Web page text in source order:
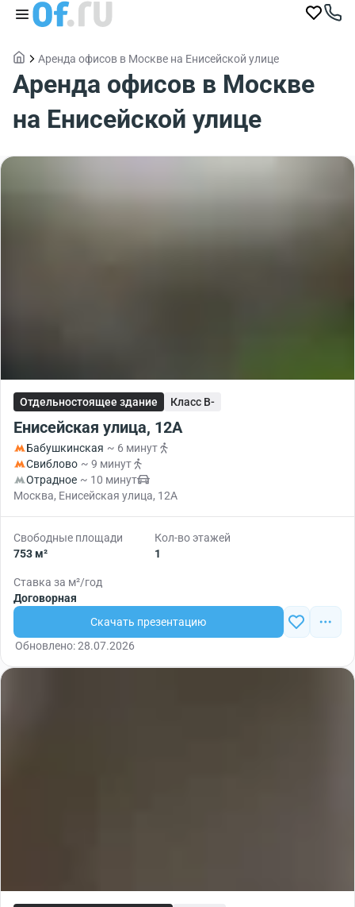
Аренда офисов в Москве на Енисейской улице
Аренда офисов в Москве
на Енисейской улице
Отдельностоящее здание Класс B-
Енисейская улица, 12А
Бабушкинская ~ 6 минут
Свиблово ~ 9 минут
Отрадное ~ 10 минут
Москва, Енисейская улица, 12А
Свободные площади
753 м²
Кол-во этажей
1
Ставка за м²/год
Договорная
Скачать презентацию
Обновлено: 28.07.2026